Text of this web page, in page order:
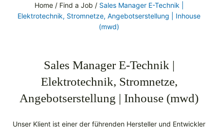
Home/ Find a Job / Sales Manager E-Technik |
Elektrotechnik, Stromnetze, Angebotserstellung | Inhouse
(mwd)
Sales Manager E-Technik |
Elektrotechnik, Stromnetze,
Angebotserstellung | Inhouse (mwd)
Unser Klient ist einer der führenden Hersteller und Entwickler